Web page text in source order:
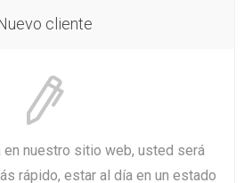
cliente
en nuestro sitio web, usted será
rápido, estar al día en un estado